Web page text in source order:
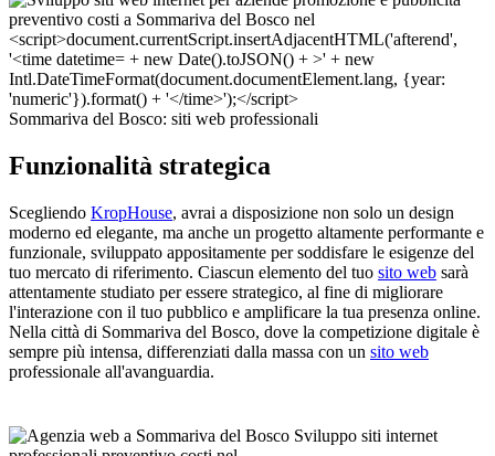
Sommariva del Bosco: siti web professionali
Funzionalità strategica
Scegliendo KropHouse, avrai a disposizione non solo un design
moderno ed elegante, ma anche un progetto altamente performante e
funzionale, sviluppato appositamente per soddisfare le esigenze del
tuo mercato di riferimento. Ciascun elemento del tuo sito web sarà
attentamente studiato per essere strategico, al fine di migliorare
l'interazione con il tuo pubblico e amplificare la tua presenza online.
Nella città di Sommariva del Bosco, dove la competizione digitale è
sempre più intensa, differenziati dalla massa con un sito web
professionale all'avanguardia.